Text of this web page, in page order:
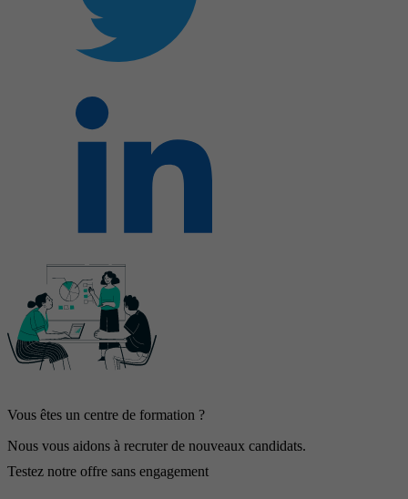
Vous êtes un centre de formation ?
Nous vous aidons à recruter de nouveaux candidats.
Testez notre offre sans engagement